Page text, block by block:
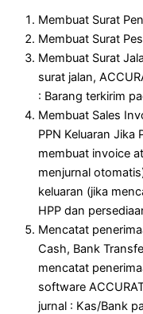
Membuat Surat
Membuat Surat
Membuat Surat
surat jalan,
: Barang terkirim
Membuat Sales
PPN Keluaran Jika
membuat invoice
menjurnal
keluaran (jika
HPP dan
Mencatat
Cash, Bank
mencatat
software
jurnal : Kas/Bank